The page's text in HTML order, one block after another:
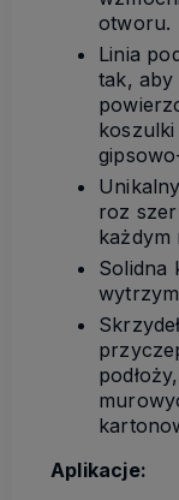
otworu.
Linia
tak, aby
koszulki
roz­
każdym
Solidna
Aplikacje: